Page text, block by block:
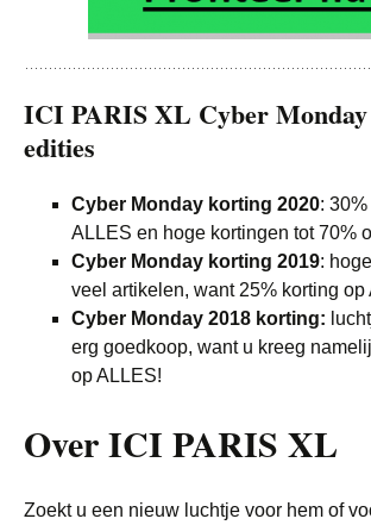
ICI PARIS XL Cyber
edities
Cyber Monday korting 2020:
ALLES en hoge kortingen tot 70%
Cyber Monday korting 2019:
veel artikelen, want 25% korting op
Cyber Monday 2018 korting:
erg goedkoop, want u kreeg
op ALLES!
Over ICI PARIS XL
Zoekt u een nieuw luchtje voor hem of